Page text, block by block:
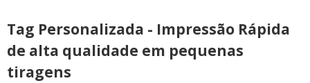
Tag Personalizada - Impressão Rápida
de alta qualidade em pequenas
tiragens